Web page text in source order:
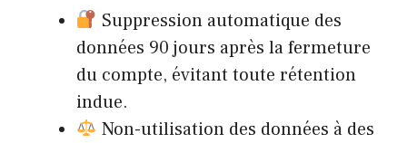
Suppression automatique des
données 90 jours après la fermeture
du compte, évitant toute rétention
indue.
Non-utilisation des données à des